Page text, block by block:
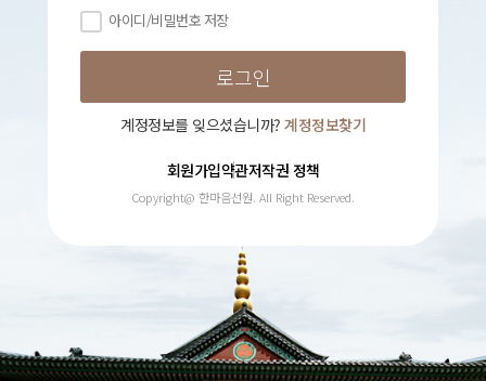
아이디/비밀번호 저장
계정정보를 잊으셨습니까? 계정정보찾기
회원가입약관저작권 정책
Copyright@ 한마음선원. All Right Reserved.